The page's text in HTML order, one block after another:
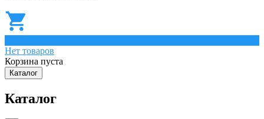
Нет товаров
Корзина пуста
Каталог
Каталог